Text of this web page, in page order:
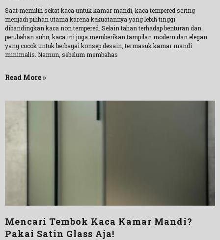
Saat memilih sekat kaca untuk kamar mandi, kaca tempered sering
menjadi pilihan utama karena kekuatannya yang lebih tinggi
dibandingkan kaca non tempered. Selain tahan terhadap benturan dan
perubahan suhu, kaca ini juga memberikan tampilan modern dan elegan
yang cocok untuk berbagai konsep desain, termasuk kamar mandi
minimalis. Namun, sebelum membahas
Read More »
Mencari Tembok Kaca Kamar Mandi?
Pakai Satin Glass Aja!